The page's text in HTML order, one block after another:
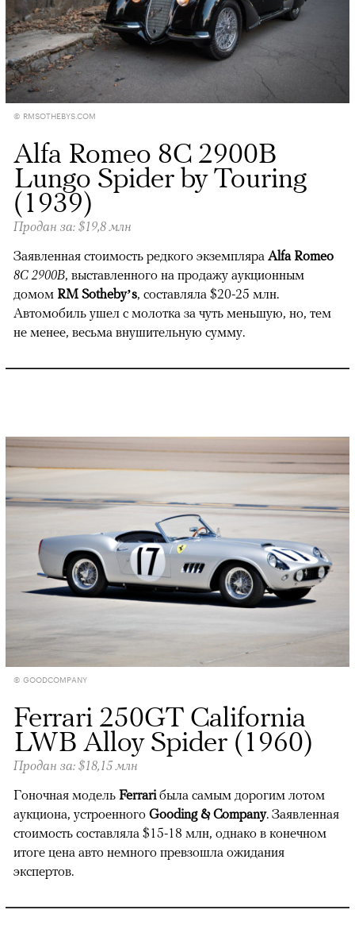
© RMSOTHEBYS.COM
Alfa Romeo 8C 2900B
Lungo Spider by Touring
(1939)
Продан за: $19,8 млн
Заявленная стоимость редкого экземпляра Alfa Romeo
8C 2900B, выставленного на продажу аукционным
домом RM Sotheby’s, составляла $20-25 млн.
Автомобиль ушел с молотка за чуть меньшую, но, тем
не менее, весьма внушительную сумму.
© GOODCOMPANY
Ferrari 250GT California
LWB Alloy Spider (1960)
Продан за: $18,15 млн
Гоночная модель Ferrariбыла самым дорогим лотом
аукциона, устроенного Gooding & Company. Заявленная
стоимость составляла $15-18 млн, однако в конечном
итоге цена авто немного превзошла ожидания
экспертов.